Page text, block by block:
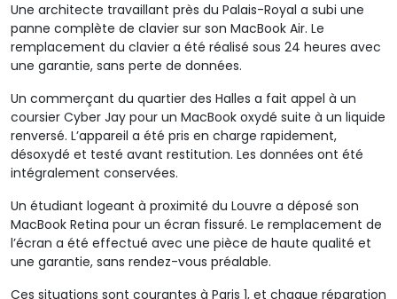
Une architecte travaillant près du Palais-Royal a subi une
panne complète de clavier sur son MacBook Air. Le
remplacement du clavier a été réalisé sous 24 heures avec
une garantie, sans perte de données.
Un commerçant du quartier des Halles a fait appel à un
coursier Cyber Jay pour un MacBook oxydé suite à un liquide
renversé. L’appareil a été pris en charge rapidement,
désoxydé et testé avant restitution. Les données ont été
intégralement conservées.
Un étudiant logeant à proximité du Louvre a déposé son
MacBook Retina pour un écran fissuré. Le remplacement de
l’écran a été effectué avec une pièce de haute qualité et
une garantie, sans rendez-vous préalable.
Ces situations sont courantes à Paris 1, et chaque réparation